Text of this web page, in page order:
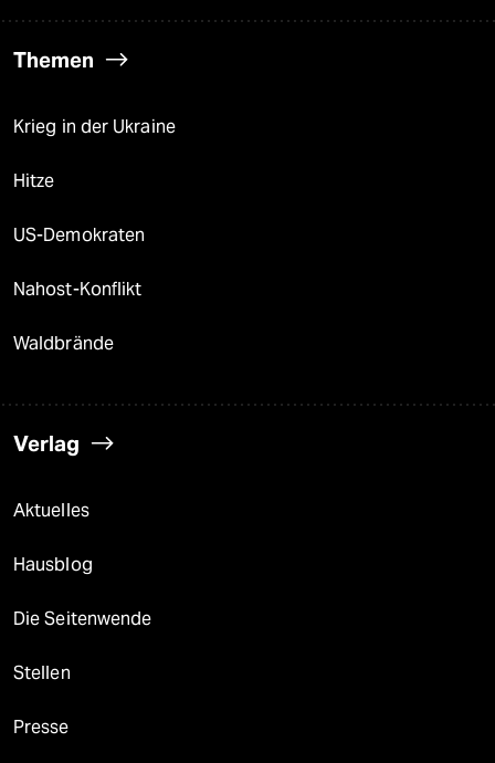
Themen
Krieg in der Ukraine
Hitze
US-Demokraten
Nahost-Konflikt
Waldbrände
Verlag
Aktuelles
Hausblog
Die Seitenwende
Stellen
Presse